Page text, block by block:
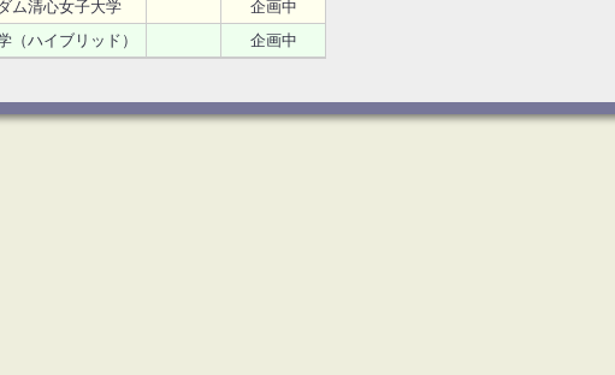
ム清心女子大学
企画中
（ハイブリッド） 企画中